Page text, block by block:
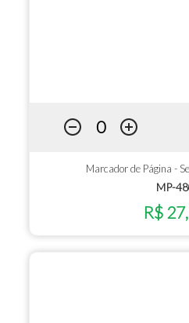
Marcador de Página -
MP-
R$